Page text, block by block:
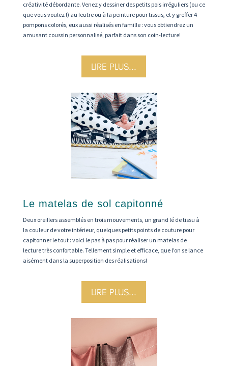
créativité débordante. Venez y dessiner des petits pois irréguliers (ou ce
que vous voulez !) au feutre ou à la peinture pour tissus, et y greffer 4
pompons colorés, eux aussi réalisés en famille : vous obtiendrez un
amusant coussin personnalisé, parfait dans son coin-lecture!
LIRE PLUS...
Le matelas de sol capitonné
Deux oreillers assemblés en trois mouvements, un grand lé de tissu à
la couleur de votre intérieur, quelques petits points de couture pour
capitonner le tout : voici le pas à pas pour réaliser un matelas de
lecture très confortable. Tellement simple et efficace, que l’on se lance
aisément dans la superposition des réalisations!
LIRE PLUS...